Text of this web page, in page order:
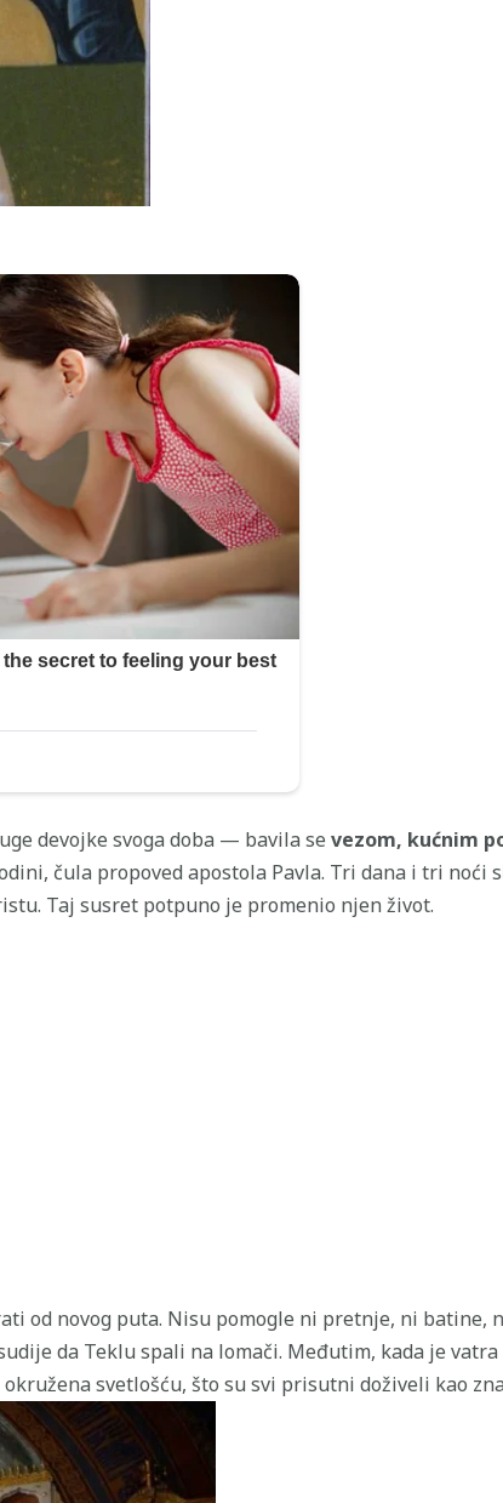
devojke svoga doba — bavila se vezom, kućnim
čula propoved apostola Pavla. Tri dana i tri noći
Taj susret potpuno je promenio njen život.
od novog puta. Nisu pomogle ni pretnje, ni batine,
da Teklu spali na lomači. Međutim, kada je
svetlošću, što su svi prisutni doživeli kao